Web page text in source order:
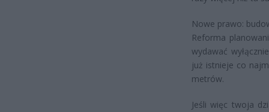
Nowe prawo:
Reforma
wydawać
już istnieje co
metrów.
Jeśli więc twoja